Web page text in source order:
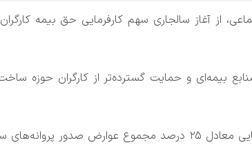
از آغاز سالجاری سهم کارفرمایی حق بیمه
بیمه‌ای و حمایت گسترده‌تر از کارگران حوزه
بر این اساس، در بازه زمانی سوم آبان ۱۴۰۲ تا پایان سال ۱۴۰۳، میزان حق بیمه سهم کارفرمایی معادل ۲۵ درصد